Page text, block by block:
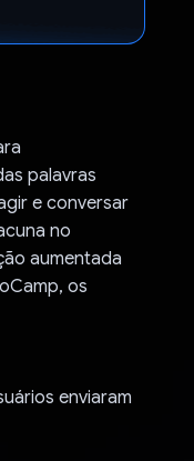
palavras
e conversar
no
aumentada
os
enviaram